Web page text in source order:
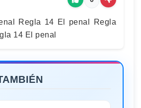
Regla 14 El penal Regla
14 El penal